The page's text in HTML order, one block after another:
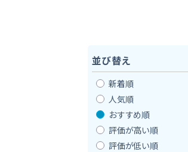
並び替え
新着順
人気順
おすすめ順
評価が高い順
評価が低い順